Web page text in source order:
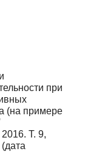
при
(на примере
Т. 9,
(дата